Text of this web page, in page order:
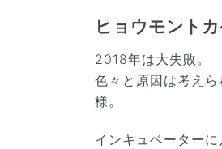
ヒョウモント
2018年は大失敗。
色々と原因は考え
様。
インキュベーター